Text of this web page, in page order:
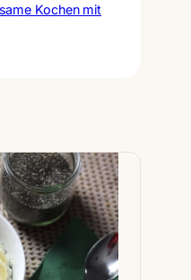
Kochen mit